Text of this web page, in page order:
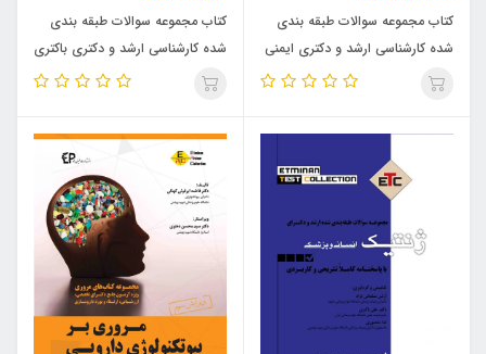
کتاب مجموعه سوالات طبقه بندی
شده کارشناسی ارشد و دکتری ایمنی
شناسی (نشر اطمینان راد)
کتاب مجموعه سوالات طبقه بندی
شده کارشناسی ارشد و دکتری باکتری
شناسی پزشکی (نشر اطمینان راد)